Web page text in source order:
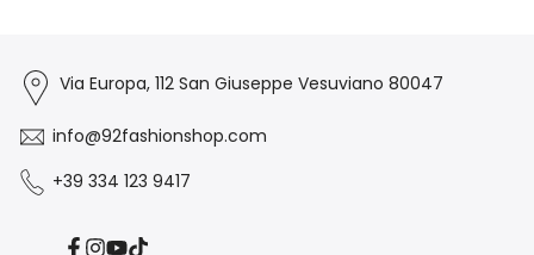
Via Europa, 112 San Giuseppe Vesuviano 80047
info@92fashionshop.com
+39 334 123 9417